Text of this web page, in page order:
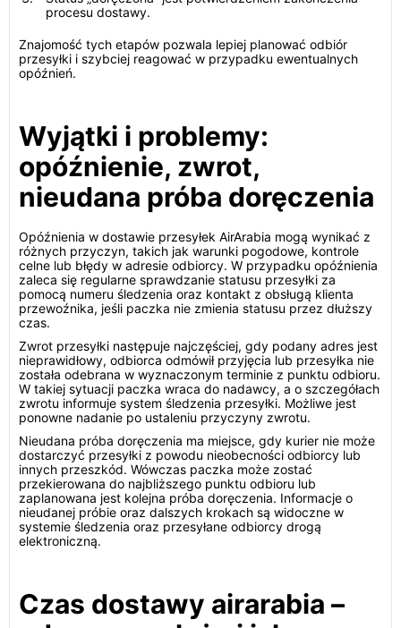
procesu dostawy.
Znajomość tych etapów pozwala lepiej planować odbiór
przesyłki i szybciej reagować w przypadku ewentualnych
opóźnień.
Wyjątki i problemy:
opóźnienie, zwrot,
nieudana próba doręczenia
Opóźnienia w dostawie przesyłek AirArabia mogą wynikać z
różnych przyczyn, takich jak warunki pogodowe, kontrole
celne lub błędy w adresie odbiorcy. W przypadku opóźnienia
zaleca się regularne sprawdzanie statusu przesyłki za
pomocą numeru śledzenia oraz kontakt z obsługą klienta
przewoźnika, jeśli paczka nie zmienia statusu przez dłuższy
czas.
Zwrot przesyłki następuje najczęściej, gdy podany adres jest
nieprawidłowy, odbiorca odmówił przyjęcia lub przesyłka nie
została odebrana w wyznaczonym terminie z punktu odbioru.
W takiej sytuacji paczka wraca do nadawcy, a o szczegółach
zwrotu informuje system śledzenia przesyłki. Możliwe jest
ponowne nadanie po ustaleniu przyczyny zwrotu.
Nieudana próba doręczenia ma miejsce, gdy kurier nie może
dostarczyć przesyłki z powodu nieobecności odbiorcy lub
innych przeszkód. Wówczas paczka może zostać
przekierowana do najbliższego punktu odbioru lub
zaplanowana jest kolejna próba doręczenia. Informacje o
nieudanej próbie oraz dalszych krokach są widoczne w
systemie śledzenia oraz przesyłane odbiorcy drogą
elektroniczną.
Czas dostawy airarabia –